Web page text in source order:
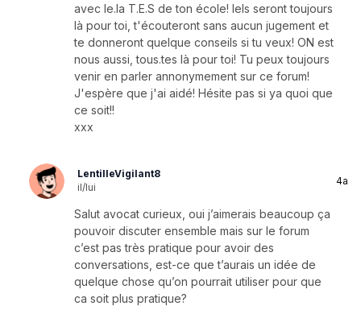
avec le.la T.E.S de ton école! Iels seront toujours
là pour toi, t'écouteront sans aucun jugement et
te donneront quelque conseils si tu veux! ON est
nous aussi, tous.tes là pour toi! Tu peux toujours
venir en parler annonymement sur ce forum!
J'espère que j'ai aidé! Hésite pas si ya quoi que
ce soit!!
xxx
LentilleVigilant8
il/lui
4a
Salut avocat curieux, oui j’aimerais beaucoup ça
pouvoir discuter ensemble mais sur le forum
c’est pas très pratique pour avoir des
conversations, est-ce que t’aurais un idée de
quelque chose qu’on pourrait utiliser pour que
ca soit plus pratique?